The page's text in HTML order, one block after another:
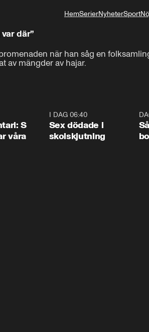
HemSerierNyheterSport
där”
när han såg en
av mängder av hajar.
S
våra
I DAG 06:40
Sex dödade i
skolskjutning